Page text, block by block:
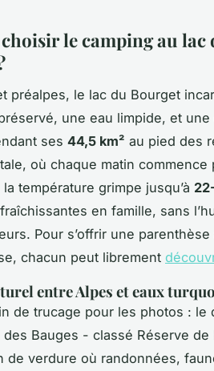
le camping au lac
préalpes, le lac du Bourget
une eau limpide, et
ses 44,5 km² au pied des
où chaque matin
la température grimpe jusqu’à
en famille, sans
Pour s’offrir une
chacun peut librement
entre Alpes et eaux
de trucage pour les photos :
Bauges - classé Réserve de
de verdure où randonnées,